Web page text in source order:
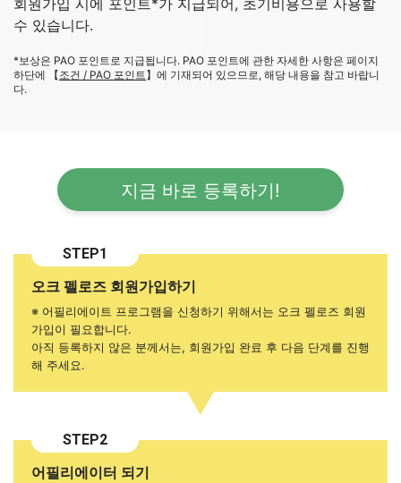
회원가입 시에 포인트*가 지급되어, 초기비용으로 사용할
수 있습니다.
*보상은 PAO 포인트로 지급됩니다. PAO 포인트에 관한 자세한 사항은 페이지
하단에 【조건 / PAO 포인트】에 기재되어 있으므로, 해당 내용을 참고 바랍니
다.
지금 바로 등록하기!
STEP1
오크 펠로즈 회원가입하기
※ 어필리에이트 프로그램을 신청하기 위해서는 오크 펠로즈 회원
가입이 필요합니다.
아직 등록하지 않은 분께서는, 회원가입 완료 후 다음 단계를 진행
해 주세요.
STEP2
어필리에이터 되기